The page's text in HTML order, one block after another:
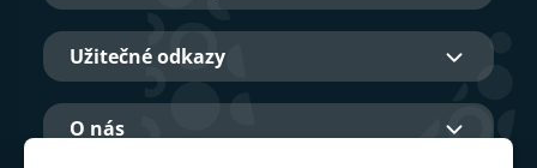
Užitečné odkazy
O nás